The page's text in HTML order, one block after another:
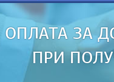
ОПЛАТА ЗА
ПРИ